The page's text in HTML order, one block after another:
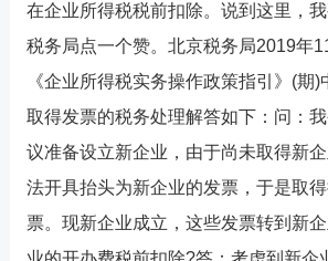
在企业所得税税前扣除。说到这里，
税务局点一个赞。北京税务局2019年
《企业所得税实务操作政策指引》(期
取得发票的税务处理解答如下：问：
议准备设立新企业，由于尚未取得新
法开具抬头为新企业的发票，于是取
票。现新企业成立，这些发票转到新